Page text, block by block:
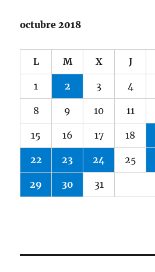
octubre 2018
L M X J
1 2 3 4
8 9 10 11
15 16 17 18
22 23 24 25
29 30 31